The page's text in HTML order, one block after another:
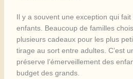
Il y a souvent une exception qui
enfants. Beaucoup de familles
plusieurs cadeaux pour les plus
tirage au sort entre adultes. C’est
préserve l’émerveillement des
budget des grands.